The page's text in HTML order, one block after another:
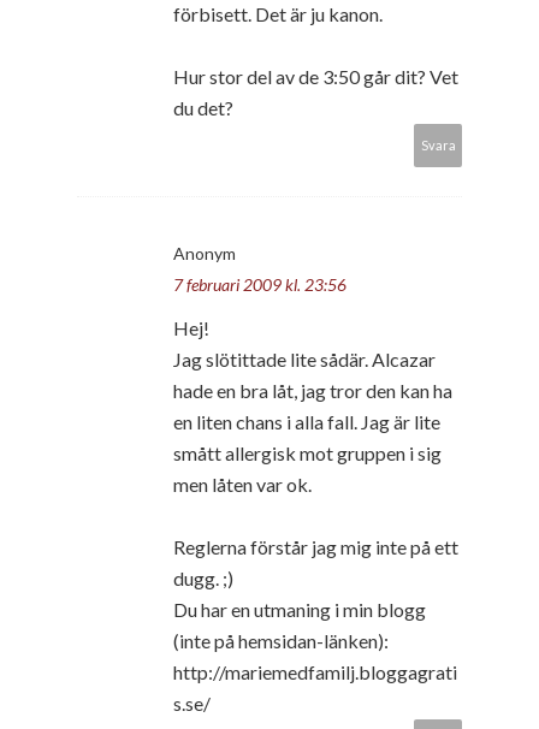
förbisett. Det är ju kanon.
Hur stor del av de 3:50 går dit? Vet
du det?
Svara
Anonym
7 februari 2009 kl. 23:56
Hej!
Jag slötittade lite sådär. Alcazar
hade en bra låt, jag tror den kan ha
en liten chans i alla fall. Jag är lite
smått allergisk mot gruppen i sig
men låten var ok.
Reglerna förstår jag mig inte på ett
dugg. ;)
Du har en utmaning i min blogg
(inte på hemsidan-länken):
http://mariemedfamilj.bloggagrati
s.se/